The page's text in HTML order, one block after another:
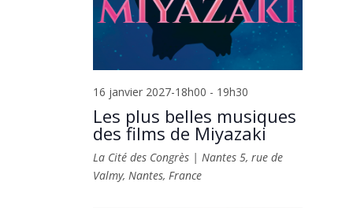
16 janvier 2027-18h00 - 19h30
Les plus belles musiques
des films de Miyazaki
La Cité des Congrès | Nantes5, rue de
Valmy, Nantes, France